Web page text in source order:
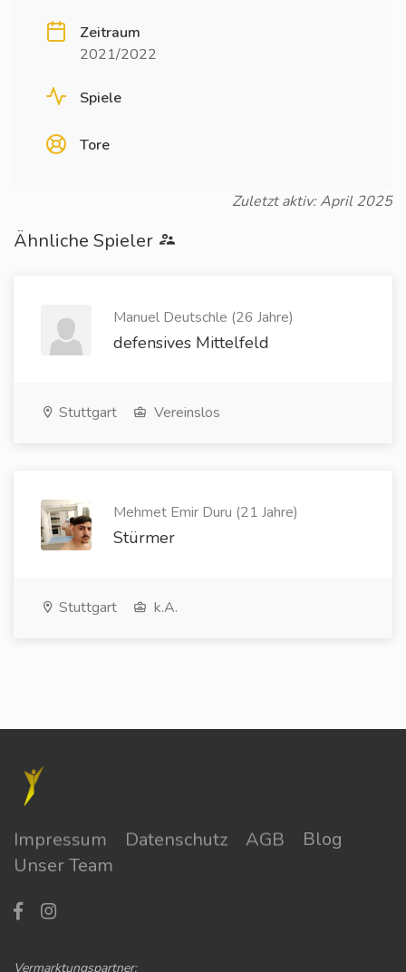
Zeitraum
2021/2022
Spiele
Tore
Zuletzt aktiv: April 2025
Ähnliche Spieler
Manuel Deutschle (26 Jahre)
defensives Mittelfeld
Stuttgart Vereinslos
Mehmet Emir Duru (21 Jahre)
Stürmer
Stuttgart k.A.
Impressum Datenschutz AGB
Blog
Unser Team
Vermarktungspartner: